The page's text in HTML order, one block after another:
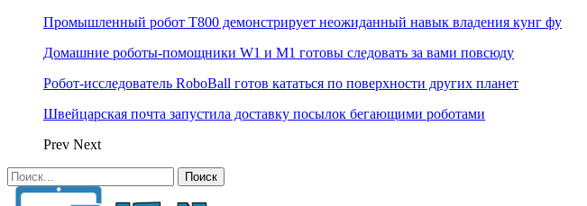
Промышленный робот Т800 демонстрирует неожиданный навык владения кунг фу
Домашние роботы-помощники W1 и M1 готовы следовать за вами повсюду
Робот-исследователь RoboBall готов кататься по поверхности других планет
Швейцарская почта запустила доставку посылок бегающими роботами
Prev Next